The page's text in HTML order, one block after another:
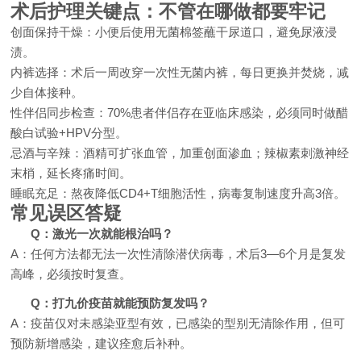
术后护理关键点：不管在哪做都要牢记
创面保持干燥：小便后使用无菌棉签蘸干尿道口，避免尿液浸
渍。
内裤选择：术后一周改穿一次性无菌内裤，每日更换并焚烧，减
少自体接种。
性伴侣同步检查：70%患者伴侣存在亚临床感染，必须同时做醋
酸白试验+HPV分型。
忌酒与辛辣：酒精可扩张血管，加重创面渗血；辣椒素刺激神经
末梢，延长疼痛时间。
睡眠充足：熬夜降低CD4+T细胞活性，病毒复制速度升高3倍。
常见误区答疑
Q：激光一次就能根治吗？
A：任何方法都无法一次性清除潜伏病毒，术后3—6个月是复发
高峰，必须按时复查。
Q：打九价疫苗就能预防复发吗？
A：疫苗仅对未感染亚型有效，已感染的型别无清除作用，但可
预防新增感染，建议痊愈后补种。